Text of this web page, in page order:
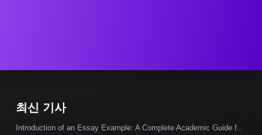
최신 기사
Introduction of an Essay Example: A Complete Academic Guide f..